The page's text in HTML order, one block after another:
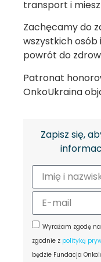
transport i
Zachęcamy do
wszystkich osób
powrót do
Patronat
OnkoUkraina
Zapisz się,
Wyrażam zgodę
zgodnie z polityką
będzie Fundacja